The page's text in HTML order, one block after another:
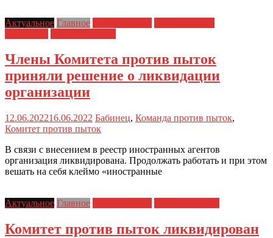
Актуальное Главное
Члены Комитета против пыток
приняли решение о ликвидации
организации
12.06.202216.06.2022 Бабинец, Команда против пыток,
Комитет против пыток
В связи с внесением в реестр иностранных агентов
организация ликвидирована. Продолжать работать и при этом
вешать на себя клеймо «иностранные
Актуальное Главное
Комитет против пыток ликвидирован